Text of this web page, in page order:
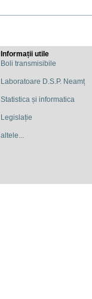
Informații utile
Boli transmisibile
Laboratoare D.S.P. Neamț
Statistica și informatica
Legislație
altele...